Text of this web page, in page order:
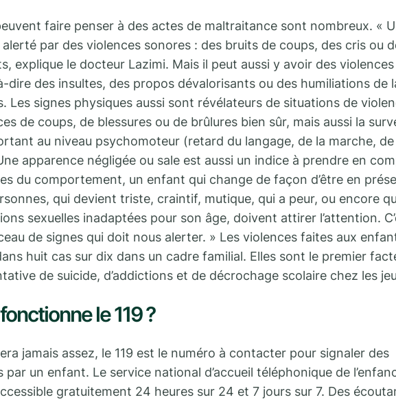
faire penser à des actes de maltraitance sont nombreux. «
par des violences sonores : des bruits de coups, des cris ou
explique le docteur Lazimi. Mais il peut aussi y avoir des violences
dire des insultes, des propos dévalorisants ou des humiliations de
Les signes physiques aussi sont révélateurs de situations de
de coups, de blessures ou de brûlures bien sûr, mais aussi la
au niveau psychomoteur (retard du langage, de la marche, de
apparence négligée ou sale est aussi un indice à prendre en
du comportement, un enfant qui change de façon d’être en
qui devient triste, craintif, mutique, qui a peur, ou encore
sexuelles inadaptées pour son âge, doivent attirer l’attention.
de signes qui doit nous alerter. » Les violences faites aux
huit cas sur dix dans un cadre familial. Elles sont le premier
de suicide, d’addictions et de décrochage scolaire chez les
le 119 ?
jamais assez, le 119 est le numéro à contacter pour signaler des
par un enfant. Le service national d’accueil téléphonique de
gratuitement 24 heures sur 24 et 7 jours sur 7. Des